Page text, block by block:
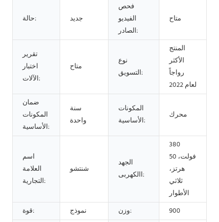
حالة: جديد
فحص
الفيديو
الصادر:
متاح
تقرير
اختبار
الآلات:
متاح
نوع
التسويق:
المنتج
الأكثر
رواجاً
لعام 2022
ضمان
المكونات
الأساسية:
سنة
واحدة
المكونات
الأساسية:
محرك
اسم
العلامة
التجارية:
شنتشو
الجهد
االكهربى:
380
فولت، 50
هرتز،
ثلاثي
الأطوار
قوة:
نموذج وزن:
900